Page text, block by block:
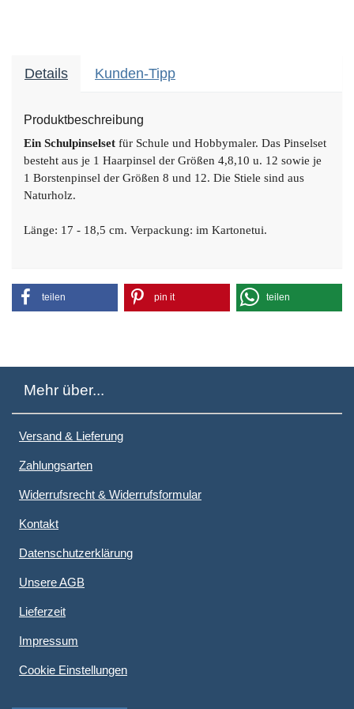
Details Kunden-Tipp
Produktbeschreibung
Ein Schulpinselset für Schule und Hobbymaler. Das Pinselset
besteht aus je 1 Haarpinsel der Größen 4,8,10 u. 12 sowie je
1 Borstenpinsel der Größen 8 und 12. Die Stiele sind aus
Naturholz.
Länge: 17 - 18,5 cm. Verpackung: im Kartonetui.
teilen pin it teilen
Mehr über...
Versand & Lieferung
Zahlungsarten
Widerrufsrecht & Widerrufsformular
Kontakt
Datenschutzerklärung
Unsere AGB
Lieferzeit
Impressum
Cookie Einstellungen